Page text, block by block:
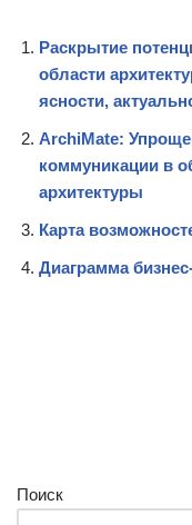
Раскрытие
области
ясности,
ArchiMate:
коммуникации в
архитектуры
Карта
Диаграмма
Поиск